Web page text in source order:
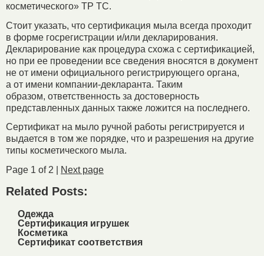
косметического» ТР ТС.
Стоит указать, что сертификация мыла всегда проходит
в форме госрегистрации и/или декларирования.
Декларирование как процедура схожа с сертификацией,
но при ее проведении все сведения вносятся в документ
не от имени официального регистрирующего органа,
a от имени компании-декларанта. Таким
образом, ответственность за достоверность
представленных данных также ложится на последнего.
Сертификат на мыло ручной работы регистрируется и
выдается в том же порядке, что и разрешения на другие
типы косметического мыла.
Page 1 of 2 |
Next page
Related Posts:
Одежда
Сертификация игрушек
Косметика
Сертификат соответствия